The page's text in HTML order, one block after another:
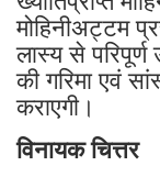
मोहिनीअट्टम
लास्य से परिपूर्ण
की गरिमा एवं
कराएगी।
विनायक चित्तर